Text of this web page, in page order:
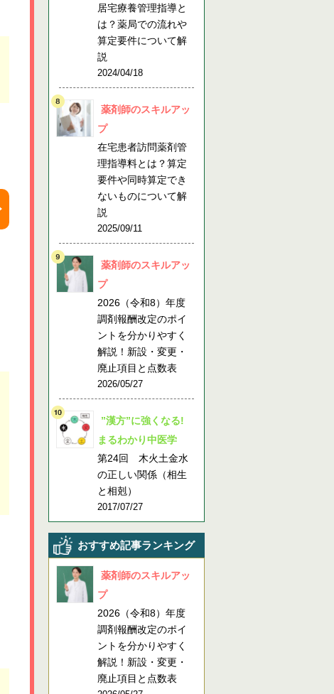
居宅療養管理指導と
は？薬局での流れや
算定要件について解
説
2024/04/18
薬剤師のスキルアッ
プ
在宅患者訪問薬剤管
理指導料とは？算定
要件や同時算定でき
ないものについて解
説
2025/09/11
薬剤師のスキルアッ
プ
2026（令和8）年度
調剤報酬改定のポイ
ントを分かりやすく
解説！新設・変更・
廃止項目と点数表
2026/05/27
”漢方”に強くなる!
まるわかり中医学
第24回 木火土金水
の正しい関係（相生
と相剋）
2017/07/27
おすすめ記事ランキング
薬剤師のスキルアッ
プ
2026（令和8）年度
調剤報酬改定のポイ
ントを分かりやすく
解説！新設・変更・
廃止項目と点数表